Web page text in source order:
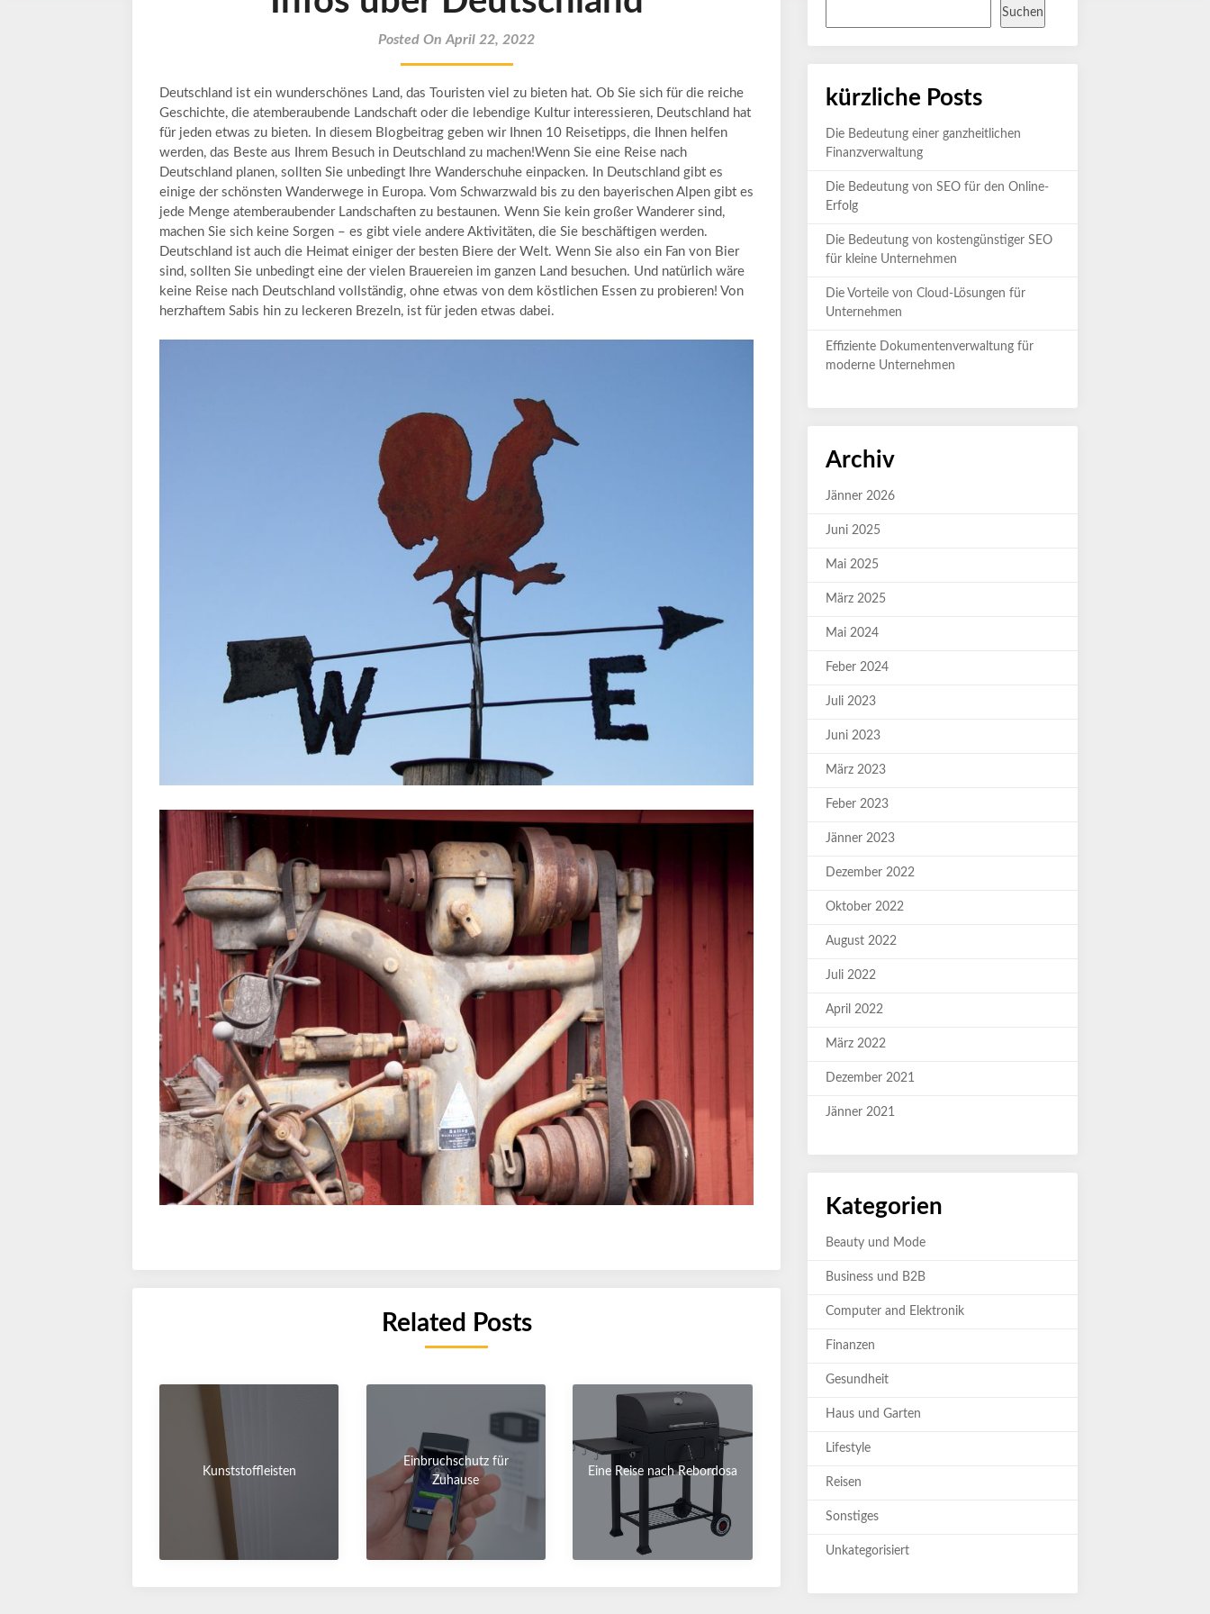
Posted On April 22, 2022
Deutschland ist ein wunderschönes Land, das Touristen viel zu bieten hat. Ob Sie sich für die reiche
Geschichte, die atemberaubende Landschaft oder die lebendige Kultur interessieren, Deutschland hat
für jeden etwas zu bieten. In diesem Blogbeitrag geben wir Ihnen 10 Reisetipps, die Ihnen helfen
werden, das Beste aus Ihrem Besuch in Deutschland zu machen!Wenn Sie eine Reise nach
Deutschland planen, sollten Sie unbedingt Ihre Wanderschuhe einpacken. In Deutschland gibt es
einige der schönsten Wanderwege in Europa. Vom Schwarzwald bis zu den bayerischen Alpen gibt es
jede Menge atemberaubender Landschaften zu bestaunen. Wenn Sie kein großer Wanderer sind,
machen Sie sich keine Sorgen – es gibt viele andere Aktivitäten, die Sie beschäftigen werden.
Deutschland ist auch die Heimat einiger der besten Biere der Welt. Wenn Sie also ein Fan von Bier
sind, sollten Sie unbedingt eine der vielen Brauereien im ganzen Land besuchen. Und natürlich wäre
keine Reise nach Deutschland vollständig, ohne etwas von dem köstlichen Essen zu probieren! Von
herzhaftem Sabis hin zu leckeren Brezeln, ist für jeden etwas dabei.
Related Posts
Kunststoffleisten
Einbruchschutz für
Zuhause
Eine Reise nach Rebordosa
Suchen
kürzliche Posts
Die Bedeutung einer ganzheitlichen
Finanzverwaltung
Die Bedeutung von SEO für den Online-
Erfolg
Die Bedeutung von kostengünstiger SEO
für kleine Unternehmen
Die Vorteile von Cloud-Lösungen für
Unternehmen
Effiziente Dokumentenverwaltung für
moderne Unternehmen
Archiv
Jänner 2026
Juni 2025
Mai 2025
März 2025
Mai 2024
Feber 2024
Juli 2023
Juni 2023
März 2023
Feber 2023
Jänner 2023
Dezember 2022
Oktober 2022
August 2022
Juli 2022
April 2022
März 2022
Dezember 2021
Jänner 2021
Kategorien
Beauty und Mode
Business und B2B
Computer and Elektronik
Finanzen
Gesundheit
Haus und Garten
Lifestyle
Reisen
Sonstiges
Unkategorisiert